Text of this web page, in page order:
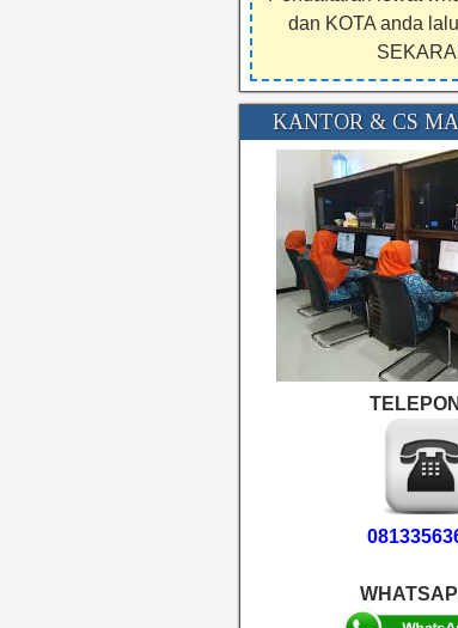
dan KOTA anda
KANTOR & CS